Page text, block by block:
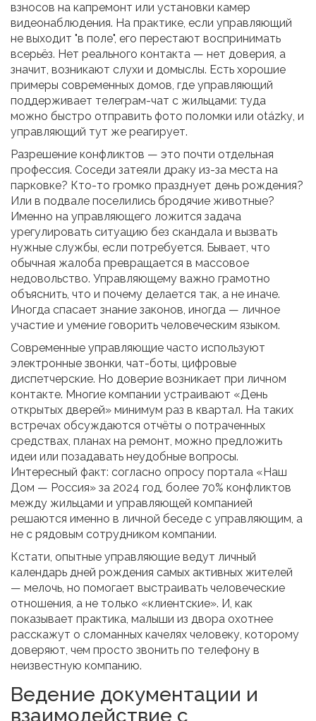
взносов на капремонт или установки камер
видеонаблюдения. На практике, если управляющий
не выходит "в поле", его перестают воспринимать
всерьёз. Нет реального контакта — нет доверия, а
значит, возникают слухи и домыслы. Есть хорошие
примеры современных домов, где управляющий
поддерживает телеграм-чат с жильцами: туда
можно быстро отправить фото поломки или otázkу, и
управляющий тут же реагирует.
Разрешение конфликтов — это почти отдельная
профессия. Соседи затеяли драку из-за места на
парковке? Кто-то громко празднует день рождения?
Или в подвале поселились бродячие животные?
Именно на управляющего ложится задача
урегулировать ситуацию без скандала и вызвать
нужные службы, если потребуется. Бывает, что
обычная жалоба превращается в массовое
недовольство. Управляющему важно грамотно
объяснить, что и почему делается так, а не иначе.
Иногда спасает знание законов, иногда — личное
участие и умение говорить человеческим языком.
Современные управляющие часто используют
электронные звонки, чат-боты, цифровые
диспетчерские. Но доверие возникает при личном
контакте. Многие компании устраивают «День
открытых дверей» минимум раз в квартал. На таких
встречах обсуждаются отчёты о потраченных
средствах, планах на ремонт, можно предложить
идеи или позадавать неудобные вопросы.
Интересный факт: согласно опросу портала «Наш
Дом — Россия» за 2024 год, более 70% конфликтов
между жильцами и управляющей компанией
решаются именно в личной беседе с управляющим, а
не с рядовым сотрудником компании.
Кстати, опытные управляющие ведут личный
календарь дней рождения самых активных жителей
— мелочь, но помогает выстраивать человеческие
отношения, а не только «клиентские». И, как
показывает практика, малыши из двора охотнее
расскажут о сломанных качелях человеку, которому
доверяют, чем просто звонить по телефону в
неизвестную компанию.
Ведение документации и
взаимодействие с